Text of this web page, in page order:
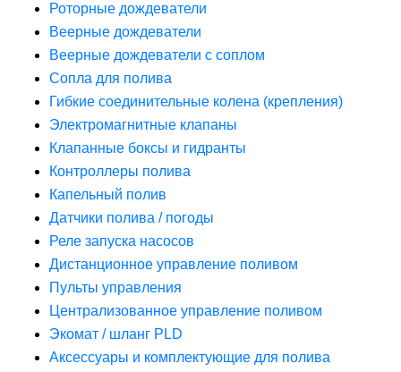
Роторные дождеватели
Веерные дождеватели
Веерные дождеватели с соплом
Сопла для полива
Гибкие соединительные колена (крепления)
Электромагнитные клапаны
Клапанные боксы и гидранты
Контроллеры полива
Капельный полив
Датчики полива / погоды
Реле запуска насосов
Дистанционное управление поливом
Пульты управления
Централизованное управление поливом
Экомат / шланг PLD
Аксессуары и комплектующие для полива